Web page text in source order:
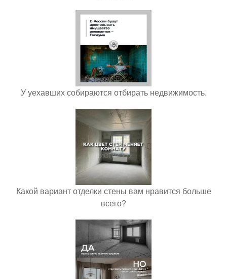
У уехавших собираются отбирать недвижимость.
Какой вариант отделки стены вам нравится больше
всего?